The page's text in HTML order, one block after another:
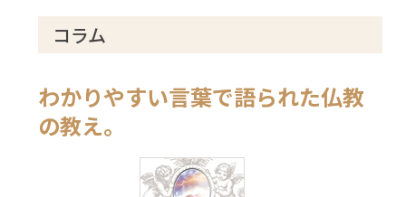
コラム
わかりやすい言葉で語られた仏教
の教え。